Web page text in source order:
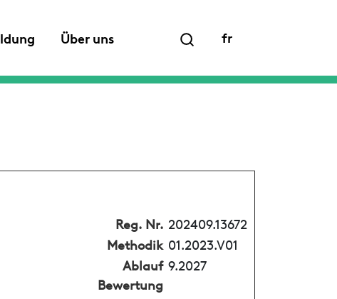
Über uns fr
Reg. Nr. 202409.13672
Methodik 01.2023.V01
Ablauf
Bewertung
9.2027